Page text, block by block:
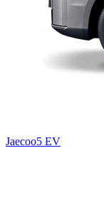
Jaecoo5 EV